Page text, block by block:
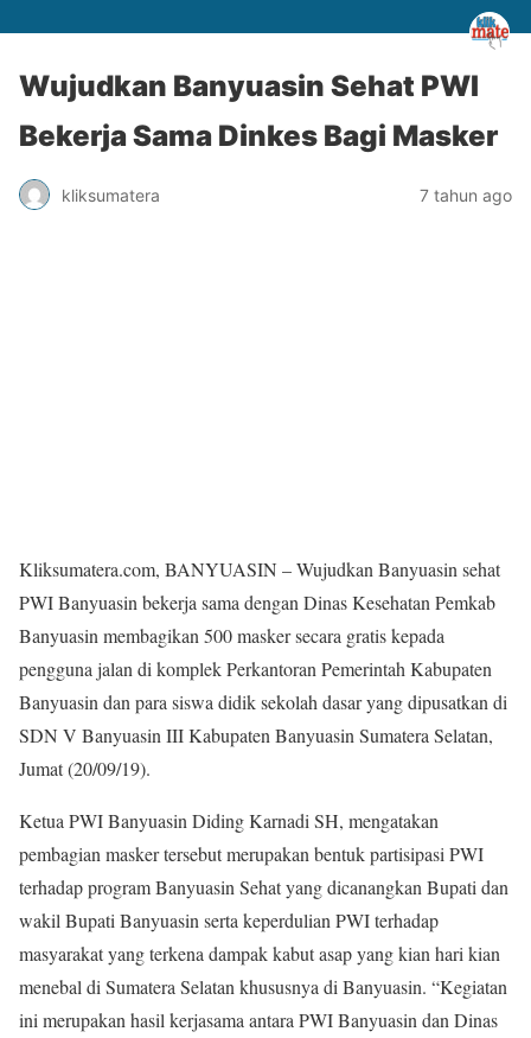
Wujudkan Banyuasin Sehat PWI
Bekerja Sama Dinkes Bagi Masker
kliksumatera 7 tahun ago
Kliksumatera.com, BANYUASIN – Wujudkan Banyuasin sehat
PWI Banyuasin bekerja sama dengan Dinas Kesehatan Pemkab
Banyuasin membagikan 500 masker secara gratis kepada
pengguna jalan di komplek Perkantoran Pemerintah Kabupaten
Banyuasin dan para siswa didik sekolah dasar yang dipusatkan di
SDN V Banyuasin III Kabupaten Banyuasin Sumatera Selatan,
Jumat (20/09/19).
Ketua PWI Banyuasin Diding Karnadi SH, mengatakan
pembagian masker tersebut merupakan bentuk partisipasi PWI
terhadap program Banyuasin Sehat yang dicanangkan Bupati dan
wakil Bupati Banyuasin serta keperdulian PWI terhadap
masyarakat yang terkena dampak kabut asap yang kian hari kian
menebal di Sumatera Selatan khususnya di Banyuasin. “Kegiatan
ini merupakan hasil kerjasama antara PWI Banyuasin dan Dinas